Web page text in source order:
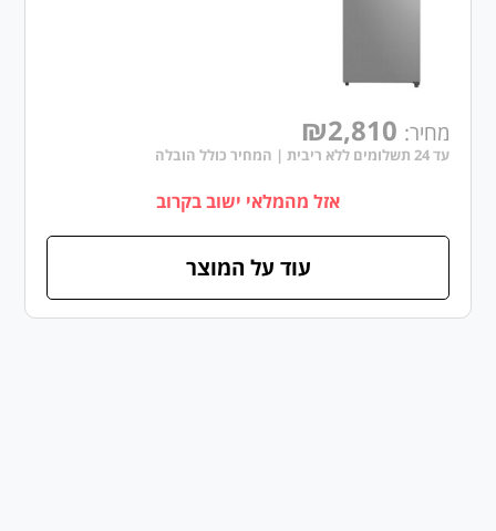
מחיר: ₪2,810
עד 24 תשלומים ללא ריבית | המחיר כולל הובלה
אזל מהמלאי ישוב בקרוב
עוד על המוצר